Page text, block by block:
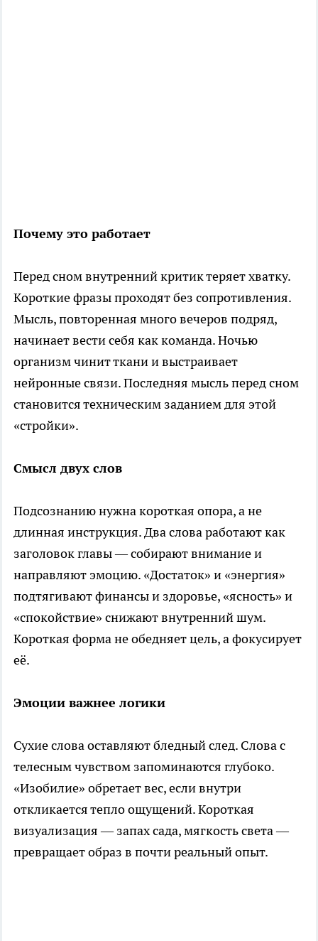
Почему это работает
Перед сном внутренний критик теряет хватку.
Короткие фразы проходят без сопротивления.
Мысль, повторенная много вечеров подряд,
начинает вести себя как команда. Ночью
организм чинит ткани и выстраивает
нейронные связи. Последняя мысль перед сном
становится техническим заданием для этой
«стройки».
Смысл двух слов
Подсознанию нужна короткая опора, а не
длинная инструкция. Два слова работают как
заголовок главы — собирают внимание и
направляют эмоцию. «Достаток» и «энергия»
подтягивают финансы и здоровье, «ясность» и
«спокойствие» снижают внутренний шум.
Короткая форма не обедняет цель, а фокусирует
её.
Эмоции важнее логики
Сухие слова оставляют бледный след. Слова с
телесным чувством запоминаются глубоко.
«Изобилие» обретает вес, если внутри
откликается тепло ощущений. Короткая
визуализация — запах сада, мягкость света —
превращает образ в почти реальный опыт.